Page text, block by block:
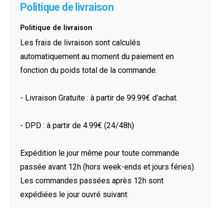
Politique de livraison
Politique de livraison
Les frais de livraison sont calculés
automatiquement au moment du paiement en
fonction du poids total de la commande.
- Livraison Gratuite : à partir de 99.99€ d'achat.
- DPD : à partir de 4.99€ (24/48h)
Expédition le jour même pour toute commande
passée avant 12h (hors week-ends et jours féries).
Les commandes passées après 12h sont
expédiées le jour ouvré suivant.